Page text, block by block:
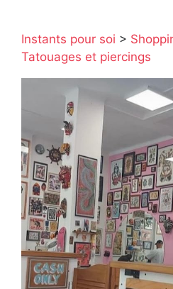
Instants pour soi >
Tatouages et piercings